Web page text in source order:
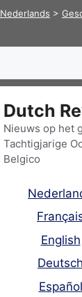
Nederlands >
Dutch
Nieuws op het
Tachtigjarige
Belgico
English
Deutsch
Español